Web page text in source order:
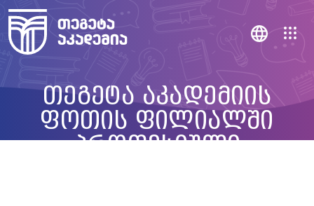
თეგეტა აკადემიის
ფოთის ფილიალში
პროფესიული